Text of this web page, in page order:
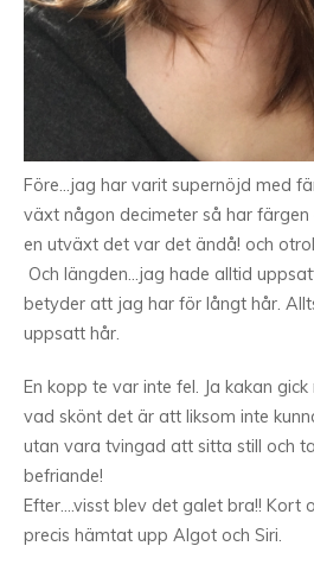
Före…jag har varit supernöjd med
växt någon decimeter så har
en utväxt det var det ändå! och
Och längden…jag hade alltid
betyder att jag har för långt hår.
uppsatt hår.
En kopp te var inte fel. Ja kakan
vad skönt det är att liksom inte
utan vara tvingad att sitta still och
befriande!
Efter….visst blev det galet bra!! Kort
precis hämtat upp Algot och Siri.